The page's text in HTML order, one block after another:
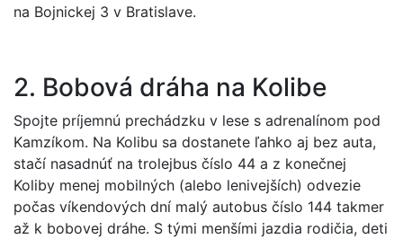
na Bojnickej 3 v Bratislave.
2. Bobová dráha na Kolibe
Spojte príjemnú prechádzku v lese s adrenalínom pod
Kamzíkom. Na Kolibu sa dostanete ľahko aj bez auta,
stačí nasadnúť na trolejbus číslo 44 a z konečnej
Koliby menej mobilných (alebo lenivejších) odvezie
počas víkendových dní malý autobus číslo 144 takmer
až k bobovej dráhe. S tými menšími jazdia rodičia, deti